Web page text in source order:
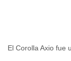
El Corolla Axio fue